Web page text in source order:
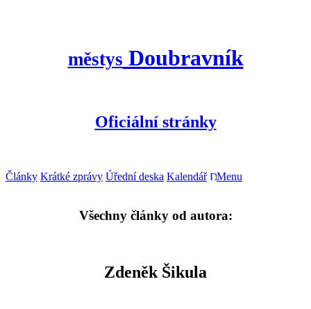
městys Doubravník
Oficiální stránky
Články Krátké zprávy Úřední deska Kalendář Menu
Všechny články od autora:
Zdeněk Šikula